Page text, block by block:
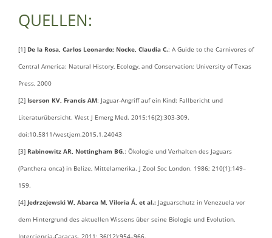
QUELLEN:
[1] De la Rosa, Carlos Leonardo; Nocke, Claudia C.: A Guide to the Carnivores of
Central America: Natural History, Ecology, and Conservation; University of Texas
Press, 2000
[2] Iserson KV, Francis AM: Jaguar-Angriff auf ein Kind: Fallbericht und
Literaturübersicht. West J Emerg Med. 2015;16(2):303-309.
doi:10.5811/westjem.2015.1.24043
[3] Rabinowitz AR, Nottingham BG.: Ökologie und Verhalten des Jaguars
(Panthera onca) in Belize, Mittelamerika. J Zool Soc London. 1986; 210(1):149–
159.
[4] Jedrzejewski W, Abarca M, Viloria Á, et al.: Jaguarschutz in Venezuela vor
dem Hintergrund des aktuellen Wissens über seine Biologie und Evolution.
Interciencia-Caracas. 2011; 36(12):954–966.